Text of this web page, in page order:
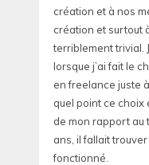
création et à nos
création et surtout
terriblement trivial.
lorsque j’ai fait le
en freelance juste
quel point ce
de mon rapport au
ans, il fallait
fonctionné.